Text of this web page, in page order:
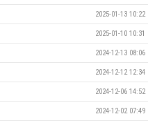
2025-01-13 10:22
2025-01-10 10:31
2024-12-13 08:06
2024-12-12 12:34
2024-12-06 14:52
2024-12-02 07:49